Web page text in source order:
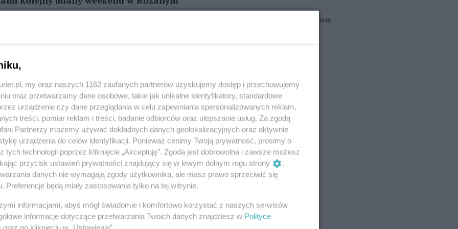
w sztuce – linoryt i grafika”. Było
i w rodzinnej atmosferze. W niedzielę na
Band - legenda polskiej sceny bluesowej, zespół
Malcherek, Agnieszka Malcherek, Dariusz
warsztaty, plenerowy koncert i
rytmach!
REKLAMA
my oraz naszych 1162 zaufanych partnerów uzyskujemy dostęp i przechowujemy
oraz przetwarzamy dane osobowe, takie jak unikalne identyfikatory, standardowe
urządzenie czy dane przeglądania w celu zapewniania spersonalizowanych reklam,
treści, pomiar reklam i treści, badanie odbiorców oraz ulepszanie usług. Za zgodą
Partnerzy możemy używać dokładnych danych geolokalizacyjnych oraz aktywnie
urządzenia do celów identyfikacji. Ponieważ cenimy Twoją prywatność, prosimy o
tych technologii poprzez kliknięcie „Akceptuję”. Zgoda jest dobrowolna i zawsze możesz
przycisk ustawień prywatności znajdujący się w lewym dolnym rogu strony
.
danych nie wymagają zgody użytkownika, ale masz prawo sprzeciwić się
Preferencje będą miały zastosowania tylko na tej witrynie.
informacjami, abyś mógł świadomie i komfortowo korzystać z naszych serwisów
informacje dotyczące przetwarzania Twoich danych znajdziesz w Polityce